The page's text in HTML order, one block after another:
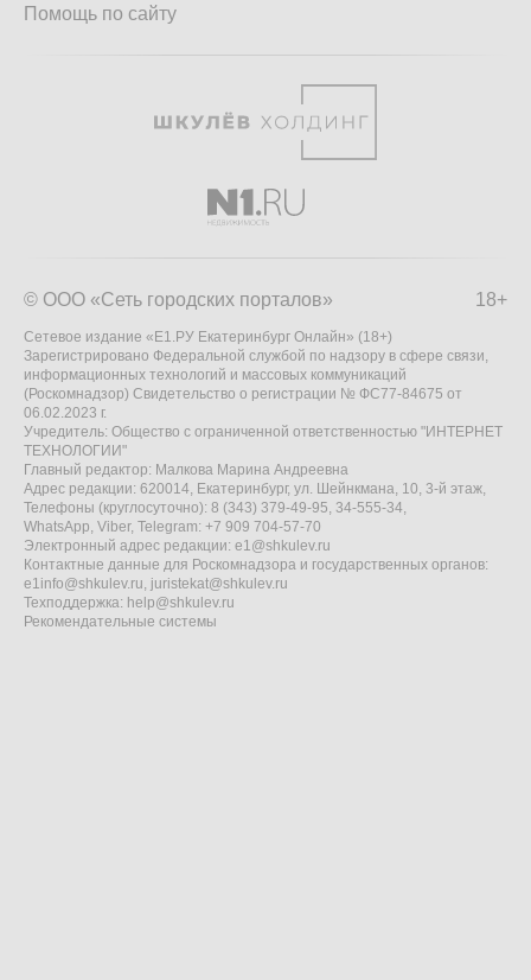
Помощь по сайту
18+
© ООО «Сеть городских порталов»
Сетевое издание «Е1.РУ Екатеринбург Онлайн» (18+)
Зарегистрировано Федеральной службой по надзору в сфере связи,
информационных технологий и массовых коммуникаций
(Роскомнадзор) Свидетельство о регистрации № ФС77-84675 от
06.02.2023 г.
Учредитель: Общество с ограниченной ответственностью "ИНТЕРНЕТ
ТЕХНОЛОГИИ"
Главный редактор: Малкова Марина Андреевна
Адрес редакции: 620014, Екатеринбург, ул. Шейнкмана, 10, 3-й этаж,
Телефоны (круглосуточно): 8 (343) 379-49-95, 34-555-34,
WhatsApp, Viber, Telegram: +7 909 704-57-70
Электронный адрес редакции: e1@shkulev.ru
Контактные данные для Роскомнадзора и государственных органов:
e1info@shkulev.ru, juristekat@shkulev.ru
Техподдержка: help@shkulev.ru
Рекомендательные системы